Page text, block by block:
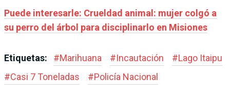
Puede interesarle: Crueldad animal: mujer colgó a
su perro del árbol para disciplinarlo en Misiones
Etiquetas: #Marihuana #Incautación #Lago Itaipu
#Casi 7 Toneladas #Policía Nacional